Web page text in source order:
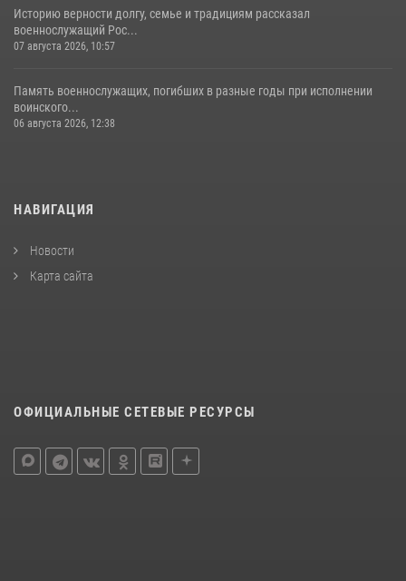
Историю верности долгу, семье и традициям рассказал
военнослужащий Рос...
07 августа 2026, 10:57
Память военнослужащих, погибших в разные годы при исполнении
воинского...
06 августа 2026, 12:38
НАВИГАЦИЯ
Новости
Карта сайта
ОФИЦИАЛЬНЫЕ СЕТЕВЫЕ РЕСУРСЫ